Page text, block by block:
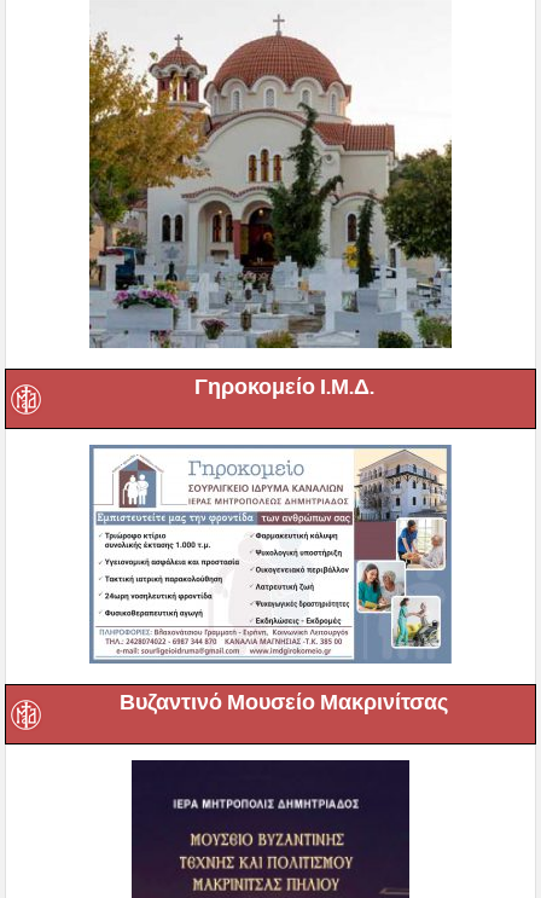
Γηροκομείο Ι.Μ.Δ.
Βυζαντινό Μουσείο Μακρινίτσας